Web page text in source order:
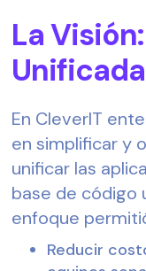
La
En CleverIT
en simplificar y
unificar las
base de código
enfoque
Reducir